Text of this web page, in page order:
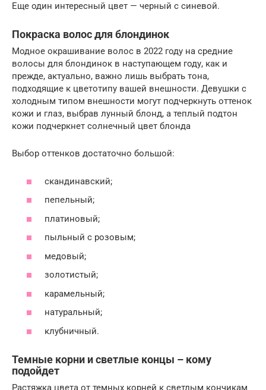
Еще один интересный цвет — черный с синевой.
Покраска волос для блондинок
Модное окрашивание волос в 2022 году на средние
волосы для блондинок в наступающем году, как и
прежде, актуально, важно лишь выбрать тона,
подходящие к цветотипу вашей внешности. Девушки с
холодным типом внешности могут подчеркнуть оттенок
кожи и глаз, выбрав лунный блонд, а теплый подтон
кожи подчеркнет солнечный цвет блонда
Выбор оттенков достаточно большой:
скандинавский;
пепельный;
платиновый;
пыльный с розовым;
медовый;
золотистый;
карамельный;
натуральный;
клубничный.
Темные корни и светлые концы – кому
подойдет
Растяжка цвета от темных корней к светлым кончикам